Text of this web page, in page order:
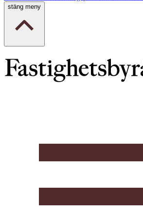
stäng meny